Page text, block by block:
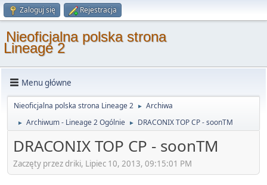
Zaloguj się Rejestracja
Nieoficjalna polska strona
Lineage 2
Menu główne
Nieoficjalna polska strona Lineage 2 ► Archiwa
► Archiwum - Lineage 2 Ogólnie ► DRACONIX TOP CP - soonTM
DRACONIX TOP CP - soonTM
Zaczęty przez driki, Lipiec 10, 2013, 09:15:01 PM